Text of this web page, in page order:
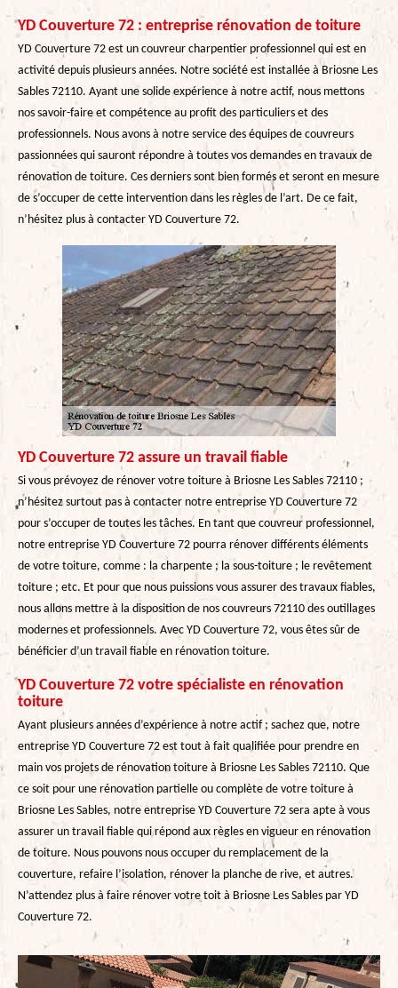
YD Couverture 72 : entreprise rénovation de toiture
YD Couverture 72 est un couvreur charpentier professionnel qui est en
activité depuis plusieurs années. Notre société est installée à Briosne Les
Sables 72110. Ayant une solide expérience à notre actif, nous mettons
nos savoir-faire et compétence au profit des particuliers et des
professionnels. Nous avons à notre service des équipes de couvreurs
passionnées qui sauront répondre à toutes vos demandes en travaux de
rénovation de toiture. Ces derniers sont bien formés et seront en mesure
de s’occuper de cette intervention dans les règles de l’art. De ce fait,
n’hésitez plus à contacter YD Couverture 72.
YD Couverture 72 assure un travail fiable
Si vous prévoyez de rénover votre toiture à Briosne Les Sables 72110 ;
n’hésitez surtout pas à contacter notre entreprise YD Couverture 72
pour s’occuper de toutes les tâches. En tant que couvreur professionnel,
notre entreprise YD Couverture 72 pourra rénover différents éléments
de votre toiture, comme : la charpente ; la sous-toiture ; le revêtement
toiture ; etc. Et pour que nous puissions vous assurer des travaux fiables,
nous allons mettre à la disposition de nos couvreurs 72110 des outillages
modernes et professionnels. Avec YD Couverture 72, vous êtes sûr de
bénéficier d’un travail fiable en rénovation toiture.
YD Couverture 72 votre spécialiste en rénovation
toiture
Ayant plusieurs années d’expérience à notre actif ; sachez que, notre
entreprise YD Couverture 72 est tout à fait qualifiée pour prendre en
main vos projets de rénovation toiture à Briosne Les Sables 72110. Que
ce soit pour une rénovation partielle ou complète de votre toiture à
Briosne Les Sables, notre entreprise YD Couverture 72 sera apte à vous
assurer un travail fiable qui répond aux règles en vigueur en rénovation
de toiture. Nous pouvons nous occuper du remplacement de la
couverture, refaire l’isolation, rénover la planche de rive, et autres.
N’attendez plus à faire rénover votre toit à Briosne Les Sables par YD
Couverture 72.